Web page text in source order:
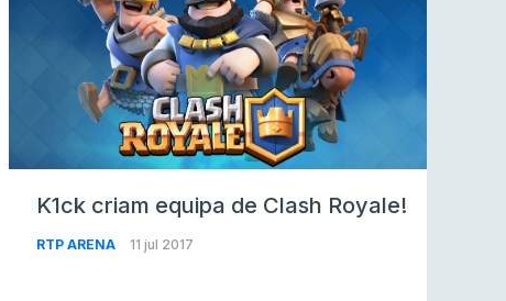
K1ck criam equipa de Clash Royale!
RTP ARENA 11 jul 2017